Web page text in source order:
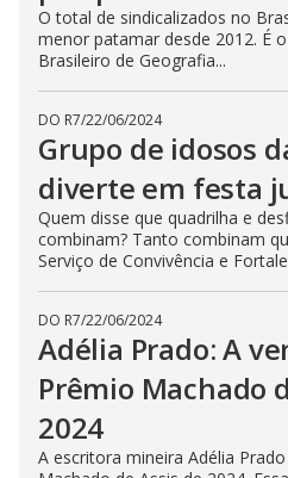
O total de sindicalizados no
menor patamar desde 2012. É
Brasileiro de Geografia...
DO R7/22/06/2024
Grupo de idosos
diverte em festa
Quem disse que quadrilha e
combinam? Tanto combinam
Serviço de Convivência e
DO R7/22/06/2024
Adélia Prado: A
Prêmio Machado
2024
A escritora mineira Adélia